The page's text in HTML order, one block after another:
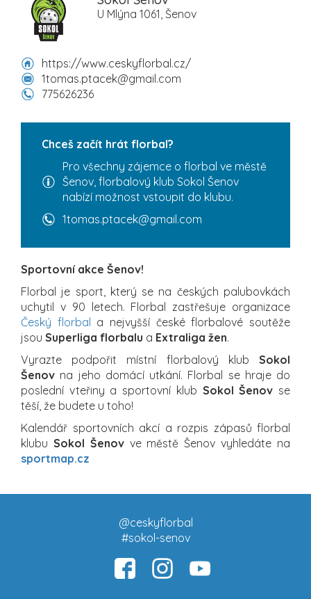
U Mlýna 1061, Šenov
https://www.ceskyflorbal.cz/
1tomas.ptacek@gmail.com
775626236
Chceš začít hrát florbal?
Pro všechny zájemce o florbal ve městě
Šenov, florbalový klub Sokol Šenov
nabízí možnost vstoupit do klubu.
1tomas.ptacek@gmail.com
Sportovní akce Šenov!
Florbal je sport, který se na českých palubovkách
uchytil v 90 letech. Florbal zastřešuje organizace
Český florbal a nejvyšší české florbalové soutěže
jsou Superliga florbalu a Extraliga žen.
Vyrazte podpořit místní florbalový klub Sokol
Šenov na jeho domácí utkání. Florbal se hraje do
poslední vteřiny a sportovní klub Sokol Šenov se
těší, že budete u toho!
Kalendář sportovních akcí a rozpis zápasů florbal
klubu Sokol Šenovve městě Šenov vyhledáte na
sportmap.cz
@ceskyflorbal
#sokol-senov